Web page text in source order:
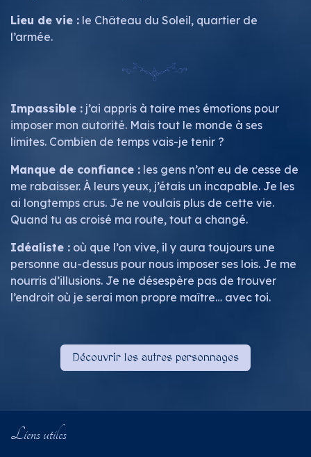
Lieu de vie : le Château du Soleil, quartier de
l’armée.
Impassible : j’ai appris à taire mes émotions pour
imposer mon autorité. Mais tout le monde à ses
limites. Combien de temps vais-je tenir ?
Manque de confiance : les gens n’ont eu de cesse de
me rabaisser. À leurs yeux, j’étais un incapable. Je les
ai longtemps crus. Je ne voulais plus de cette vie.
Quand tu as croisé ma route, tout a changé.
Idéaliste : où que l’on vive, il y aura toujours une
personne au-dessus pour nous imposer ses lois. Je me
nourris d’illusions. Je ne désespère pas de trouver
l’endroit où je serai mon propre maître… avec toi.
Découvrir les autres per​​​​​​sonnages
Liens utiles